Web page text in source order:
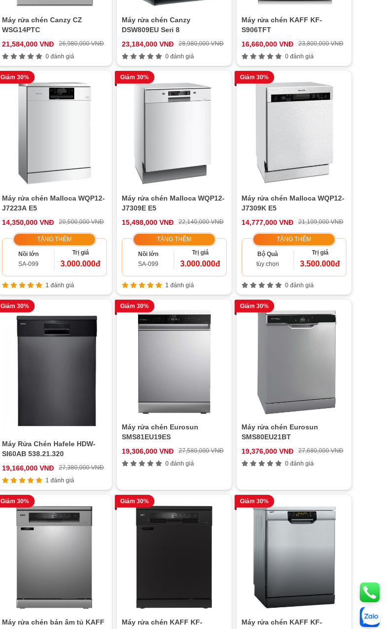
Máy rửa chén Canzy CZ
WSG14PTC
21,584,000 VNĐ
26,980,000 VNĐ
0 đánh giá
Máy rửa chén Canzy
DSW809EU Seri 8
23,184,000 VNĐ
28,980,000 VNĐ
0 đánh giá
Máy rửa chén KAFF KF-
S906TFT
16,660,000 VNĐ
23,800,000 VNĐ
0 đánh giá
Giảm 30%
Máy rửa chén Malloca WQP12-
J7223A E5
14,350,000 VNĐ
20,500,000 VNĐ
TẶNG THÊM
Nồi lớn
SA-099
Trị giá
3.000.000đ
1 đánh giá
Giảm 30%
Máy rửa chén Malloca WQP12-
J7309E E5
15,498,000 VNĐ
22,140,000 VNĐ
TẶNG THÊM
Nồi lớn
SA-099
Trị giá
3.000.000đ
1 đánh giá
Giảm 30%
Máy rửa chén Malloca WQP12-
J7309K E5
14,777,000 VNĐ
21,109,000 VNĐ
TẶNG THÊM
Bộ Quà
tùy chọn
Trị giá
3.500.000đ
0 đánh giá
Giảm 30%
Máy Rửa Chén Hafele HDW-
SI60AB 538.21.320
19,166,000 VNĐ
27,380,000 VNĐ
1 đánh giá
Giảm 30%
Máy rửa chén Eurosun
SMS81EU19ES
19,306,000 VNĐ
27,580,000 VNĐ
0 đánh giá
Giảm 30%
Máy rửa chén Eurosun
SMS80EU21BT
19,376,000 VNĐ
27,680,000 VNĐ
0 đánh giá
Giảm 30%
Máy rửa chén bán âm tủ KAFF
Giảm 30%
Máy rửa chén KAFF KF-
Giảm 30%
Máy rửa chén KAFF KF-